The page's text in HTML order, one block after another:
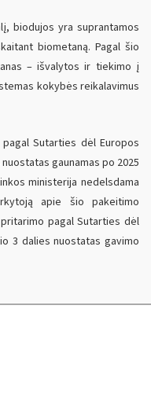
biodujos yra suprantamos
biometaną. Pagal šio
– išvalytos ir tiekimo į
kokybės reikalavimus
Sutarties dėl Europos
gaunamas po 2025
ministerija nedelsdama
apie šio pakeitimo
pagal Sutarties dėl
3 dalies nuostatas gavimo